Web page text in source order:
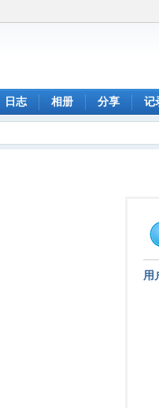
日志 相册 分享 记
用